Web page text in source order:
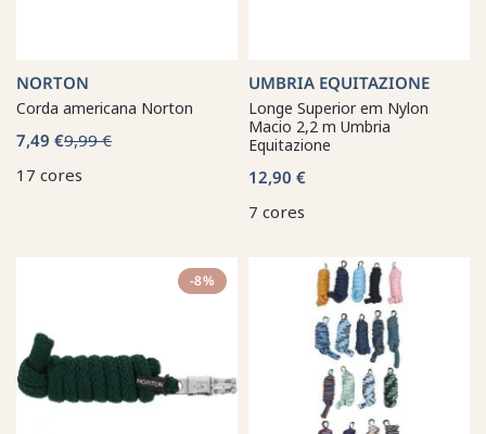
NORTON
Corda americana Norton
7,49 €9,99 €
17 cores
UMBRIA EQUITAZIONE
Longe Superior em Nylon
Macio 2,2 m Umbria
Equitazione
12,90 €
7 cores
-8%